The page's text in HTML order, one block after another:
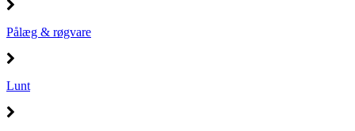
Pålæg & røgvare
Lunt